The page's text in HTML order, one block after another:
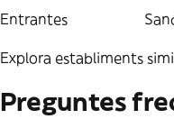
Entrantes
Explora establiments
Preguntes